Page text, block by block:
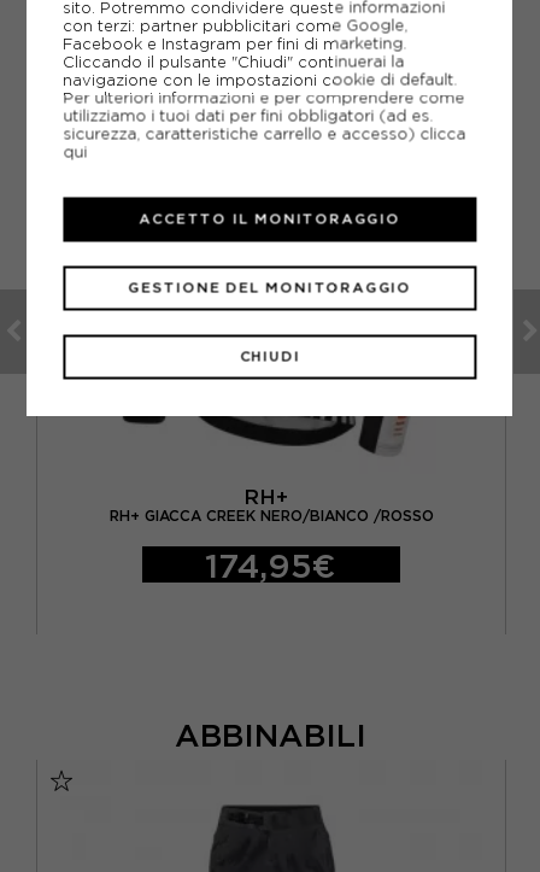
CONSIGLIATI DA NOI
RH+
RH+ GIACCA CREEK NERO/BIANCO /ROSSO
174,95€
ABBINABILI
sito. Potremmo condividere queste informazioni
con terzi: partner pubblicitari come Google,
Facebook e Instagram per fini di marketing.
Cliccando il pulsante "Chiudi" continuerai la
navigazione con le impostazioni cookie di default.
Per ulteriori informazioni e per comprendere come
utilizziamo i tuoi dati per fini obbligatori (ad es.
sicurezza, caratteristiche carrello e accesso) clicca
qui
CHIUDI
GESTIONE DEL MONITORAGGIO
ACCETTO IL MONITORAGGIO